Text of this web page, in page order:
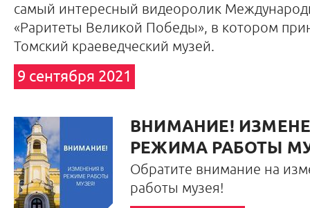
самый интересный видеоролик
«Раритеты Великой Победы», в котором
Томский краеведческий музей.
9 сентября 2021
ВНИМАНИЕ!
РЕЖИМА РАБОТЫ
Обратите внимание на
работы музея!